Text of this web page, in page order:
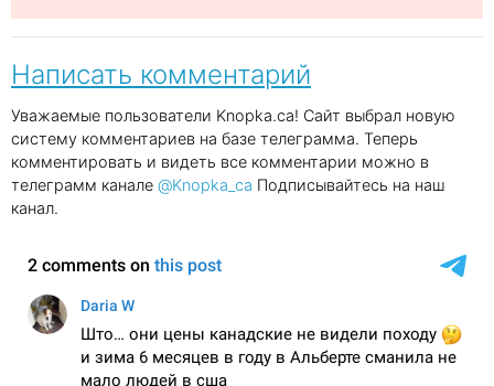
Написать комментарий
Уважаемые пользователи Knopka.ca! Сайт выбрал новую
систему комментариев на базе телеграмма. Теперь
комментировать и видеть все комментарии можно в
телеграмм канале @Knopka_ca Подписывайтесь на наш
канал.